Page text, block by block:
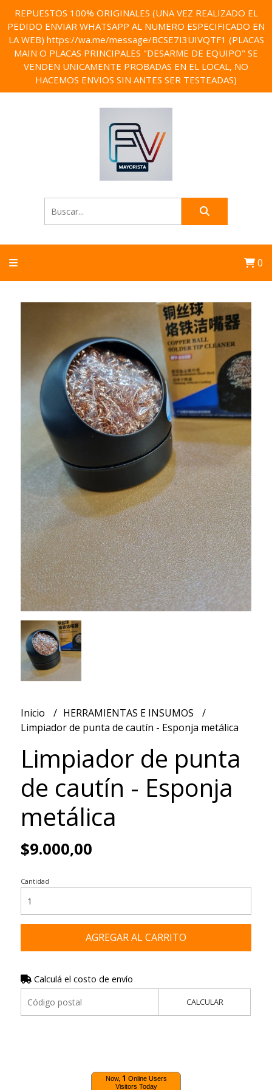
REPUESTOS 100% ORIGINALES (UNA VEZ REALIZADO EL
PEDIDO ENVIAR WHATSAPP AL NUMERO ESPECIFICADO EN
LA WEB) https://wa.me/message/BCSE7I3UIVQTF1 (PLACAS
MAIN O PLACAS PRINCIPALES "DESARME DE EQUIPO" SE
VENDEN UNICAMENTE PROBADAS EN EL LOCAL, NO
HACEMOS ENVIOS SIN ANTES SER TESTEADAS)
0
Inicio
HERRAMIENTAS E INSUMOS
Limpiador de punta de cautín - Esponja metálica
Limpiador de punta
de cautín - Esponja
metálica
$9.000,00
Cantidad
AGREGAR AL CARRITO
Calculá el costo de envío
CALCULAR
Now, 1 Online Users
Visitors Today